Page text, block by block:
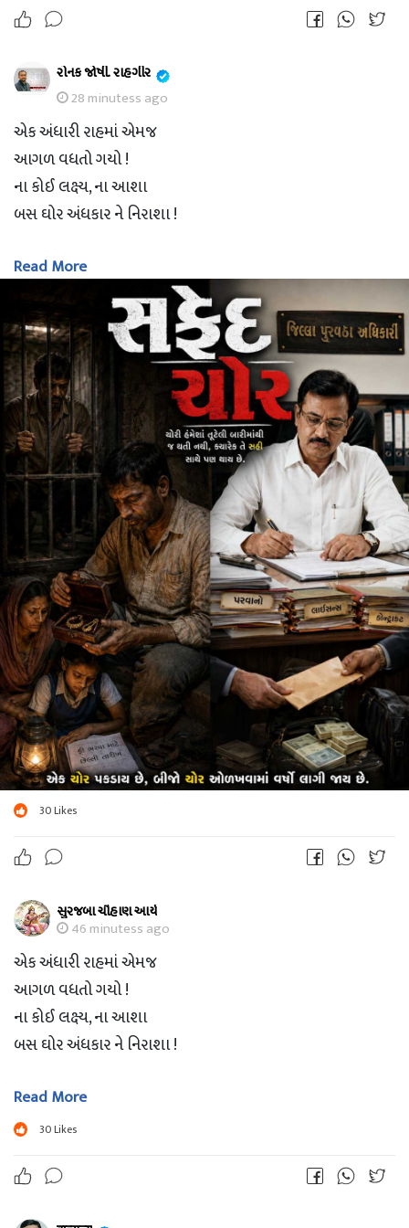
નવી જીવંતતા ભરવા,
એક મેક માં સમાઈ,
નવા શિખર સર કરવા !
સદા ખુશ રહો.. સદા જીવંત રહો..
જય શ્રી કૃષ્ણ..
રોનક જોષી. રાહગીર
28 minutess ago
એક અંધારી રાહમાં એમજ
આગળ વધતો ગયો !
ના કોઈ લક્ષ્ય, ના આશા
બસ ઘોર અંધકાર ને નિરાશા !
અંધારા એ રસ્તામાં,
આવ્યું આશાનું કિરણ !
હાથ પકડીને મારો,
એણે શરૂ કરાવ્યું નવજીવન !
એણે પકડ્યો મારો હાથ,
અને માંગ્યો મારો સાથ !
રસ્તો ભલે આપણો મુશ્કેલ,
પણ સાથે કરીશું પાર !
બે અધૂરા જીવ,
આમ બન્યા સહપ્રવાસી !
નવીજ રાહ પકડી,
સજાવ્યા નવા જ સપના !
નવા જ લક્ષ સાથે,
નવી જીવંતતા ભરવા,
એક મેક માં સમાઈ,
નવા શિખર સર કરવા !
સદા ખુશ રહો.. સદા જીવંત રહો..
જય શ્રી કૃષ્ણ..
Read More
30Likes
સુરજબા ચૌહાણ આર્ય
46 minutess ago
એક અંધારી રાહમાં એમજ
આગળ વધતો ગયો !
ના કોઈ લક્ષ્ય, ના આશા
બસ ઘોર અંધકાર ને નિરાશા !
અંધારા એ રસ્તામાં,
આવ્યું આશાનું કિરણ !
એણે શરૂ કરાવ્યું નવજીવન !
Read More
30Likes